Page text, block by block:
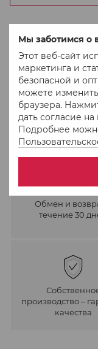
Мы заботимся о
Этот веб-сайт
маркетинга и
безопасной и
можете
браузера.
дать согласие
Подробнее
Обмен и
течение 30
производство –
качества